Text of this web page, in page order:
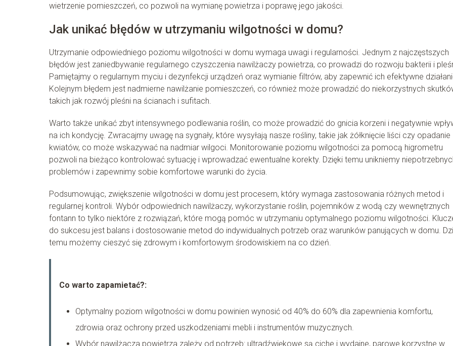
wietrzenie pomieszczeń, co pozwoli na wymianę powietrza i poprawę jego jakości.
Jak unikać błędów w utrzymaniu wilgotności w domu?
Utrzymanie odpowiedniego poziomu wilgotności w domu wymaga uwagi i regularności. Jednym z najczęstszych
błędów jest zaniedbywanie regularnego czyszczenia nawilżaczy powietrza, co prowadzi do rozwoju bakterii i
Pamiętajmy o regularnym myciu i dezynfekcji urządzeń oraz wymianie filtrów, aby zapewnić ich efektywne
Kolejnym błędem jest nadmierne nawilżanie pomieszczeń, co również może prowadzić do niekorzystnych
takich jak rozwój pleśni na ścianach i sufitach.
Warto także unikać zbyt intensywnego podlewania roślin, co może prowadzić do gnicia korzeni i negatywnie
na ich kondycję. Zwracajmy uwagę na sygnały, które wysyłają nasze rośliny, takie jak żółknięcie liści czy opadanie
kwiatów, co może wskazywać na nadmiar wilgoci. Monitorowanie poziomu wilgotności za pomocą higrometru
pozwoli na bieżąco kontrolować sytuację i wprowadzać ewentualne korekty. Dzięki temu unikniemy
problemów i zapewnimy sobie komfortowe warunki do życia.
Podsumowując, zwiększenie wilgotności w domu jest procesem, który wymaga zastosowania różnych metod i
regularnej kontroli. Wybór odpowiednich nawilżaczy, wykorzystanie roślin, pojemników z wodą czy wewnętrznych
fontann to tylko niektóre z rozwiązań, które mogą pomóc w utrzymaniu optymalnego poziomu wilgotności.
do sukcesu jest balans i dostosowanie metod do indywidualnych potrzeb oraz warunków panujących w domu.
temu możemy cieszyć się zdrowym i komfortowym środowiskiem na co dzień.
Co warto zapamietać?:
Optymalny poziom wilgotności w domu powinien wynosić od 40% do 60% dla zapewnienia komfortu,
zdrowia oraz ochrony przed uszkodzeniami mebli i instrumentów muzycznych.
Wybór nawilżacza powietrza zależy od potrzeb: ultradźwiękowe są ciche i wydajne, parowe korzystne w